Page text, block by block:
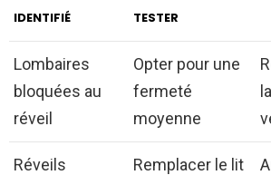
IDENTIFIÉ
TESTER
Lombaires
bloquées au
réveil
Opter pour une
fermeté
moyenne
Réveils
Remplacer le lit